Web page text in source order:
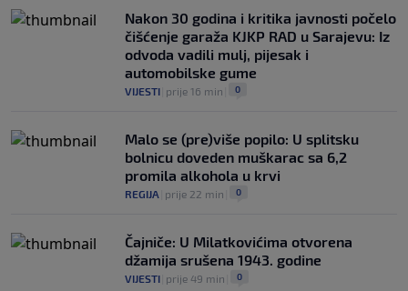
trener u historiji i jedan od najplaćenijih
selektora svijeta
NOGOMET |prije 9 h 0
Nakon 30 godina i kritika javnosti počelo
čišćenje garaža KJKP RAD u Sarajevu: Iz
odvoda vadili mulj, pijesak i
automobilske gume
VIJESTI prije 16 min 0
Malo se (pre)više popilo: U splitsku
bolnicu doveden muškarac sa 6,2
promila alkohola u krvi
REGIJA prije 22 min 0
Čajniče: U Milatkovićima otvorena
džamija srušena 1943. godine
VIJESTI prije 49 min 0